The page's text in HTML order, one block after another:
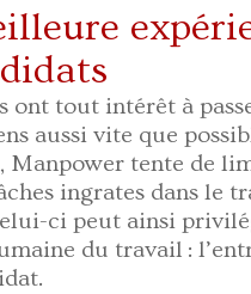
ont tout intérêt à
aussi vite que
Manpower tente de
ingrates dans le
ci peut ainsi
du travail :